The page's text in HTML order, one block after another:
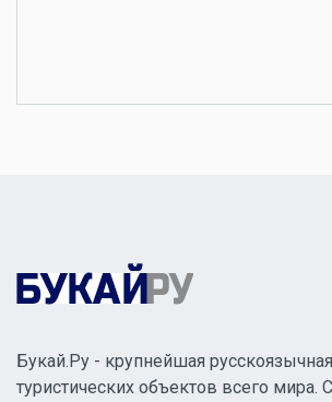
Букай.Ру - крупнейшая
туристических объектов всего мира.